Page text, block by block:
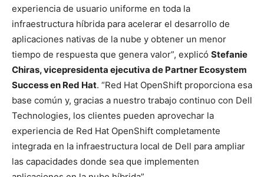
experiencia de usuario uniforme en toda la
infraestructura híbrida para acelerar el desarrollo de
aplicaciones nativas de la nube y obtener un menor
tiempo de respuesta que genera valor”, explicó Stefanie
Chiras, vicepresidenta ejecutiva de Partner Ecosystem
Success en Red Hat. “Red Hat OpenShift proporciona esa
base común y, gracias a nuestro trabajo continuo con Dell
Technologies, los clientes pueden aprovechar la
experiencia de Red Hat OpenShift completamente
integrada en la infraestructura local de Dell para ampliar
las capacidades donde sea que implementen